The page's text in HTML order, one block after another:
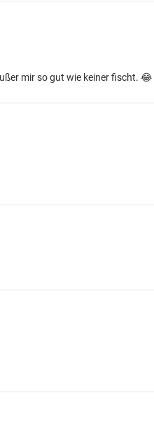
mir so gut wie keiner fischt. 😂